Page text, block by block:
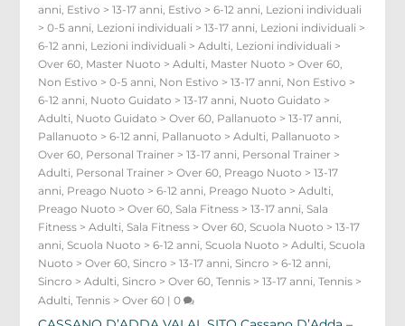
anni, Estivo > 13-17 anni, Estivo > 6-12 anni, Lezioni individuali
> 0-5 anni, Lezioni individuali > 13-17 anni, Lezioni individuali >
6-12 anni, Lezioni individuali > Adulti, Lezioni individuali >
Over 60, Master Nuoto > Adulti, Master Nuoto > Over 60,
Non Estivo > 0-5 anni, Non Estivo > 13-17 anni, Non Estivo >
6-12 anni, Nuoto Guidato > 13-17 anni, Nuoto Guidato >
Adulti, Nuoto Guidato > Over 60, Pallanuoto > 13-17 anni,
Pallanuoto > 6-12 anni, Pallanuoto > Adulti, Pallanuoto >
Over 60, Personal Trainer > 13-17 anni, Personal Trainer >
Adulti, Personal Trainer > Over 60, Preago Nuoto > 13-17
anni, Preago Nuoto > 6-12 anni, Preago Nuoto > Adulti,
Preago Nuoto > Over 60,Sala Fitness > 13-17 anni,Sala
Fitness > Adulti,Sala Fitness > Over 60,Scuola Nuoto > 13-17
anni,Scuola Nuoto > 6-12 anni,Scuola Nuoto > Adulti,Scuola
Nuoto > Over 60,Sincro > 13-17 anni,Sincro > 6-12 anni,
Sincro > Adulti,Sincro > Over 60,Tennis > 13-17 anni,Tennis >
Adulti,Tennis > Over 60 |0